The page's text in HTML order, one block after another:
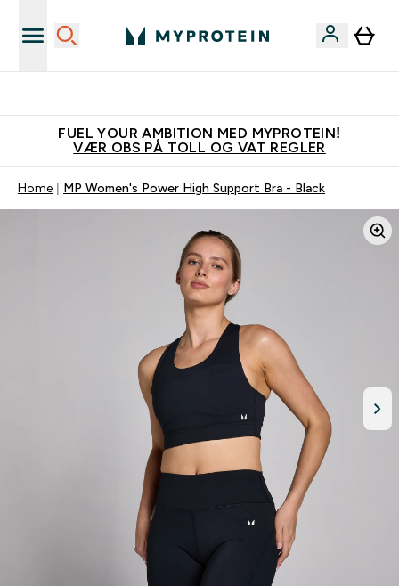
FUEL YOUR AMBITION MED MYPROTEIN!
VÆR OBS PÅ TOLL OG VAT REGLER
Home MP Women's Power High Support Bra - Black